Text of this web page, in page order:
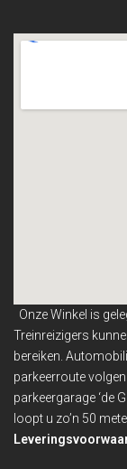
Onze Winkel is
Treinreizigers
bereiken.
parkeerroute
parkeergarage ‘de
loopt u zo’n 50